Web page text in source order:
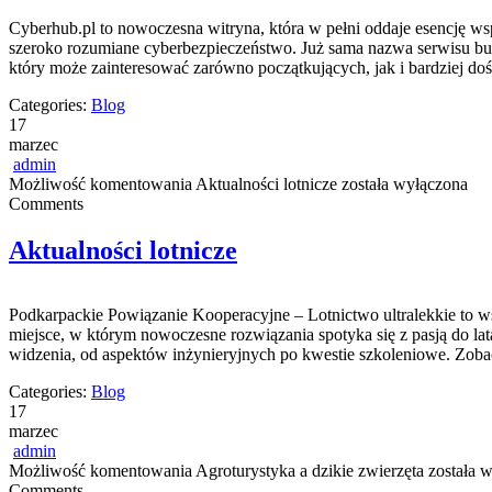
Cyberhub.pl to nowoczesna witryna, która w pełni oddaje esencję
szeroko rozumiane cyberbezpieczeństwo. Już sama nazwa serwisu
który może zainteresować zarówno początkujących, jak i bardziej
Categories: Blog
17
marzec
admin
Możliwość komentowania Aktualności lotnicze została wyłączona
Comments
Aktualności lotnicze
Podkarpackie Powiązanie Kooperacyjne – Lotnictwo ultralekkie to
miejsce, w którym nowoczesne rozwiązania spotyka się z pasją do
widzenia, od aspektów inżynieryjnych po kwestie szkoleniowe.
Categories: Blog
17
marzec
admin
Możliwość komentowania Agroturystyka a dzikie zwierzęta została